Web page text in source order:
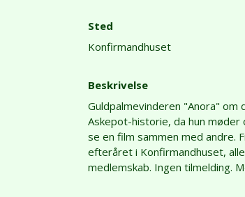
Sted
Konfirmandhuset
Beskrivelse
Guldpalmevinderen "Anora" om
Askepot-historie, da hun
se en film sammen med andre.
efteråret i Konfirmandhuset,
medlemskab. Ingen tilmelding.